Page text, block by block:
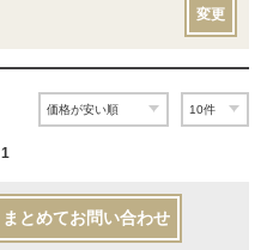
変更
1
まとめてお問い合わせ